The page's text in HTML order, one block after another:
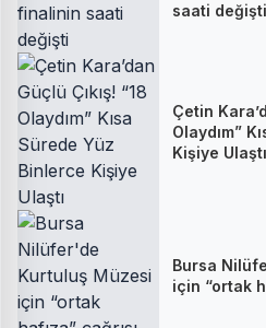
saati değişti
Çetin
Olaydım”
Kişiye Ulaştı
Bursa
için “ortak